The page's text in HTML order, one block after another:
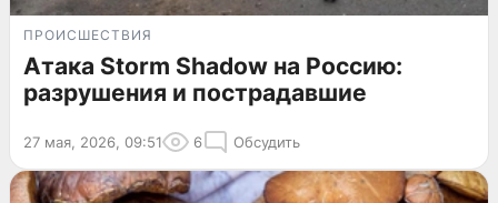
ПРОИСШЕСТВИЯ
Атака Storm Shadow на Россию:
разрушения и пострадавшие
27 мая, 2026, 09:51 6 Обсудить